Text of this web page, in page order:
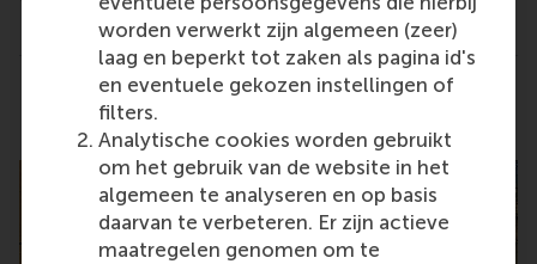
worden verwerkt zijn algemeen (zeer)
laag en beperkt tot zaken als pagina id's
en eventuele gekozen instellingen of
filters.
Analytische cookies worden gebruikt
om het gebruik van de website in het
algemeen te analyseren en op basis
daarvan te verbeteren. Er zijn actieve
maatregelen genomen om te
Deel huidige pagina als Facebook bericht